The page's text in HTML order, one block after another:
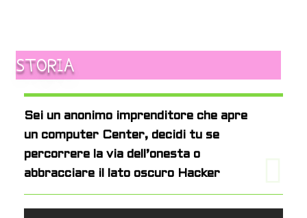
STORIA
Sei un anonimo imprenditore che apre
un computer Center, decidi tu se
percorrere la via dell’onesta o
abbracciare il lato oscuro Hacker